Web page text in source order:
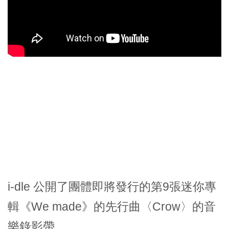
i-dle 公開了團體即將發行的第9張迷你專
輯《We made》的先行曲〈Crow〉的音